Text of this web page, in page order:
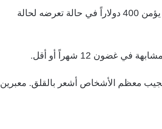
نعلم أن 46% من الشعب الأمريكي سيعاني لكي يؤمن 400 دولاراً في حالة تعرضه لحالة
معظم الأشخاص أشعر بالقلق. معبرين